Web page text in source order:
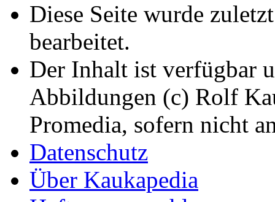
Diese Seite wurde
bearbeitet.
Der Inhalt ist verfügbar
Abbildungen (c) Rolf
Promedia, sofern nicht
Datenschutz
Über Kaukapedia